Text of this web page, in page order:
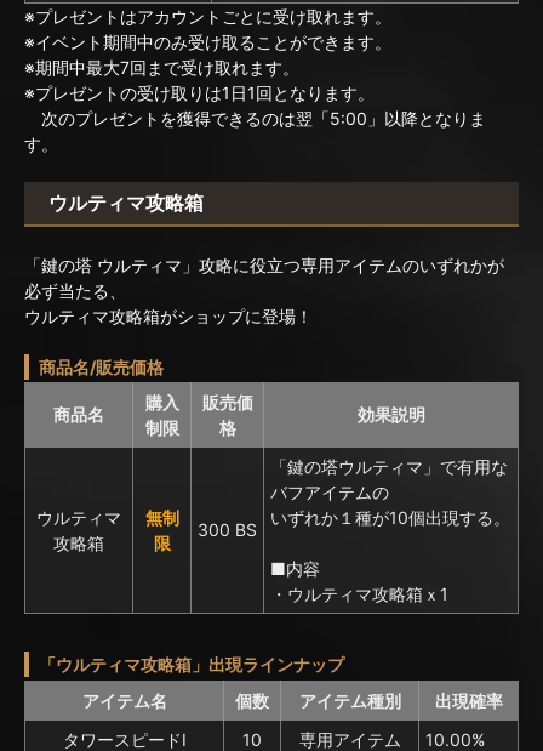
※プレゼントはアカウントごとに受け取れます。
※イベント期間中のみ受け取ることができます。
※期間中最大7回まで受け取れます。
※プレゼントの受け取りは1日1回となります。
次のプレゼントを獲得できるのは翌「5:00」以降となりま
す。
ウルティマ攻略箱
「鍵の塔 ウルティマ」攻略に役立つ専用アイテムのいずれかが
必ず当たる、
ウルティマ攻略箱がショップに登場！
商品名/販売価格
商品名
購入
制限
販売価
格
効果説明
ウルティマ
攻略箱
無制
限
300 BS
「鍵の塔ウルティマ」で有用な
バフアイテムの
いずれか１種が10個出現する。
■内容
・ウルティマ攻略箱ｘ1
「ウルティマ攻略箱」出現ラインナップ
アイテム名
個数 アイテム種別
出現確率
タワースピードⅠ
10 専用アイテム
10.00%